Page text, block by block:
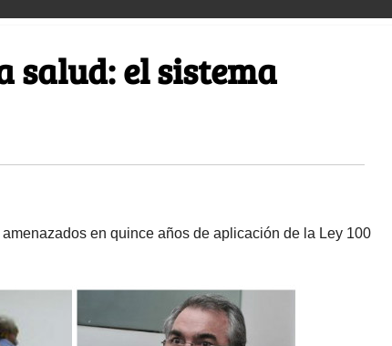
salud: el sistema
en quince años de aplicación de la Ley 100